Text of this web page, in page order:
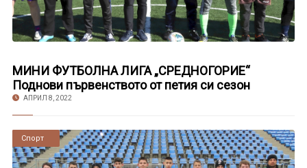
МИНИ ФУТБОЛНА ЛИГА „СРЕДНОГОРИЕ“
Поднови първенството от петия си сезон
АПРИЛ 8, 2022
Новини
Спорт